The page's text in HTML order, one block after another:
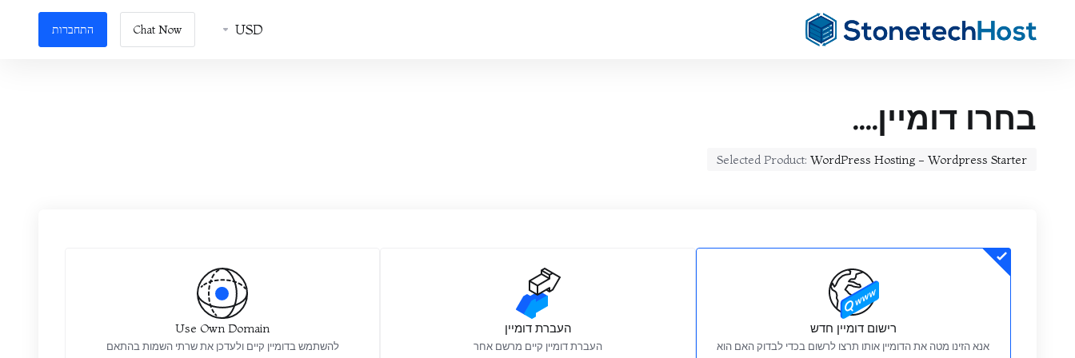
USD
Chat Now התחברות
בחרו דומיין....
Selected Product: WordPress Hosting - Wordpress Starter
רישום דומיין חדש
אנא הזינו מטה את הדומיין אותו תרצו לרשום בכדי לבדוק האם הוא
העברת דומיין
העברת דומיין קיים מרשם אחר
Use Own Domain
להשתמש בדומיין קיים ולעדכן את שרתי השמות בהתאם